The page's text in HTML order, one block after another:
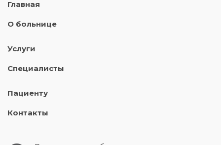
Главная
О больнице
Услуги
Специалисты
Пациенту
Контакты